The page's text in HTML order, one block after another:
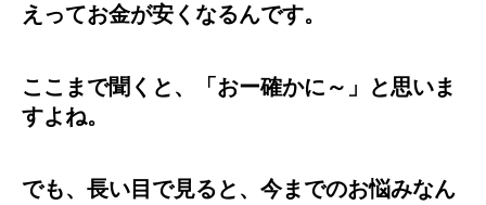
えってお金が安くなるんです。
ここまで聞くと、「おー確かに～」と思いま
すよね。
でも、長い目で見ると、今までのお悩みなん